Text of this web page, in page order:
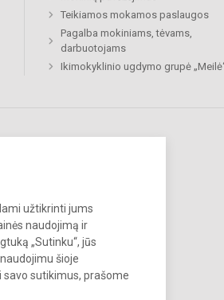
užtikrinti jums
naudojimą ir
„Sutinku“, jūs
šioje
sutikimus, prašome
Teikiamos mokamos paslaugos
Pagalba mokiniams, tėvams,
darbuotojams
Ikimokyklinio ugdymo grupė
Bendraukime